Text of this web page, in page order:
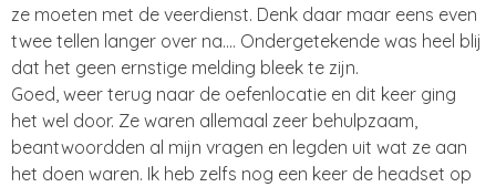
ze moeten met de veerdienst. Denk daar maar eens even
twee tellen langer over na.... Ondergetekende was heel blij
dat het geen ernstige melding bleek te zijn.
Goed, weer terug naar de oefenlocatie en dit keer ging
het wel door. Ze waren allemaal zeer behulpzaam,
beantwoordden al mijn vragen en legden uit wat ze aan
het doen waren. Ik heb zelfs nog een keer de headset op